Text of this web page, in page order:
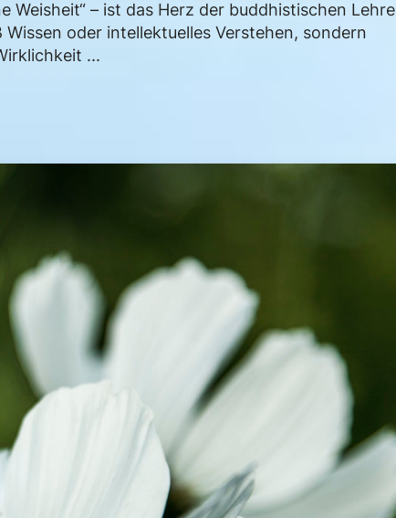
Weisheit“ – ist das Herz der buddhistischen Lehre
oder intellektuelles Verstehen, sondern
...